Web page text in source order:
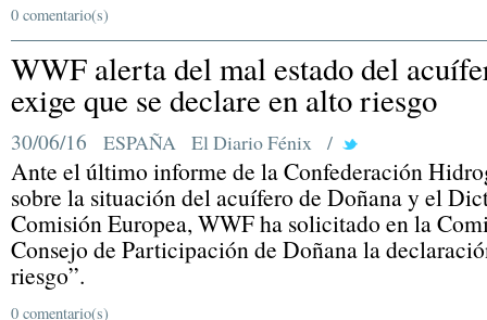
0 comentario(s)
WWF alerta del mal estado del
exige que se declare en alto riesgo
30/06/16 ESPAÑA El Diario Fénix /
Ante el último informe de la Confederación
sobre la situación del acuífero de Doñana y el
Comisión Europea, WWF ha solicitado en la
Consejo de Participación de Doñana la
riesgo”.
0 comentario(s)